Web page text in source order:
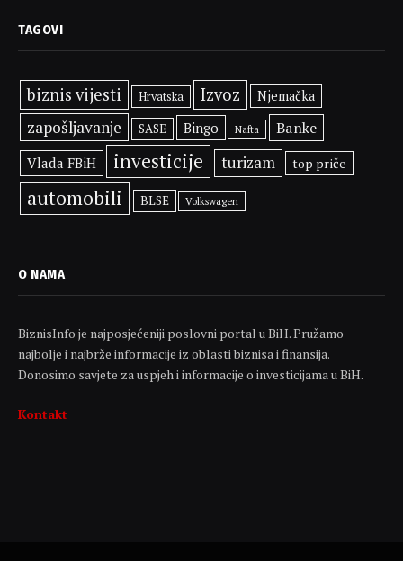
TAGOVI
biznis vijesti Hrvatska Izvoz Njemačka
zapošljavanje SASE Bingo Nafta Banke
Vlada FBiH investicije turizam top priče
automobili BLSE Volkswagen
O NAMA
BiznisInfo je najposjećeniji poslovni portal u BiH. Pružamo
najbolje i najbrže informacije iz oblasti biznisa i finansija.
Donosimo savjete za uspjeh i informacije o investicijama u BiH.
Kontakt